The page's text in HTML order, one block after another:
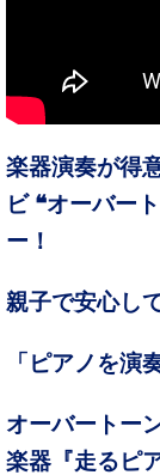
楽器演奏が得
ビ ❝オーバー
ー！
親子で安心し
「ピアノを演
オーバートー
楽器『走るピ